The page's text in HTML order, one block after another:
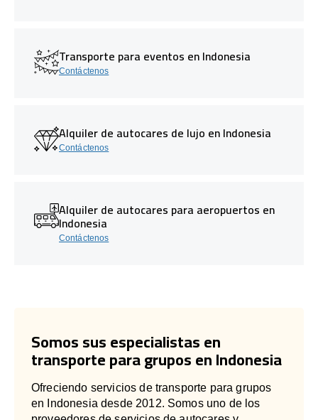
Transporte para eventos en Indonesia
Contáctenos
Alquiler de autocares de lujo en Indonesia
Contáctenos
Alquiler de autocares para aeropuertos en
Indonesia
Contáctenos
Somos sus especialistas en
transporte para grupos en Indonesia
Ofreciendo servicios de transporte para grupos
en Indonesia desde 2012. Somos uno de los